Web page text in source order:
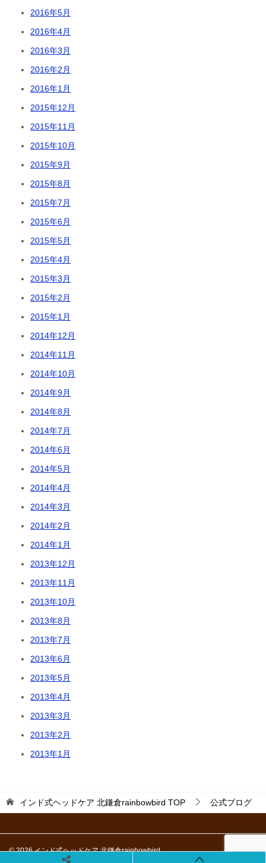
2016年5月
2016年4月
2016年3月
2016年2月
2016年1月
2015年12月
2015年11月
2015年10月
2015年9月
2015年8月
2015年7月
2015年6月
2015年5月
2015年4月
2015年3月
2015年2月
2015年1月
2014年12月
2014年11月
2014年10月
2014年9月
2014年8月
2014年7月
2014年6月
2014年5月
2014年4月
2014年3月
2014年2月
2014年1月
2013年12月
2013年11月
2013年10月
2013年8月
2013年7月
2013年6月
2013年5月
2013年4月
2013年3月
2013年2月
2013年1月
インド式ヘッドケア 北鎌倉rainbowbird TOP 公式ブログ
© 2026 インド式ヘッドケア 北鎌倉rainbowbird